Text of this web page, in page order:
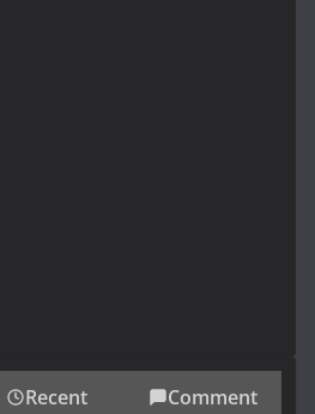
Recent Comment